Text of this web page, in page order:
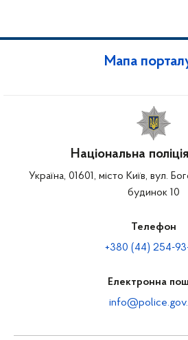
Мапа
Національна
Україна, 01601, місто Київ, вул.
будинок 10
Телефон
+380 (44) 254-
Електронна